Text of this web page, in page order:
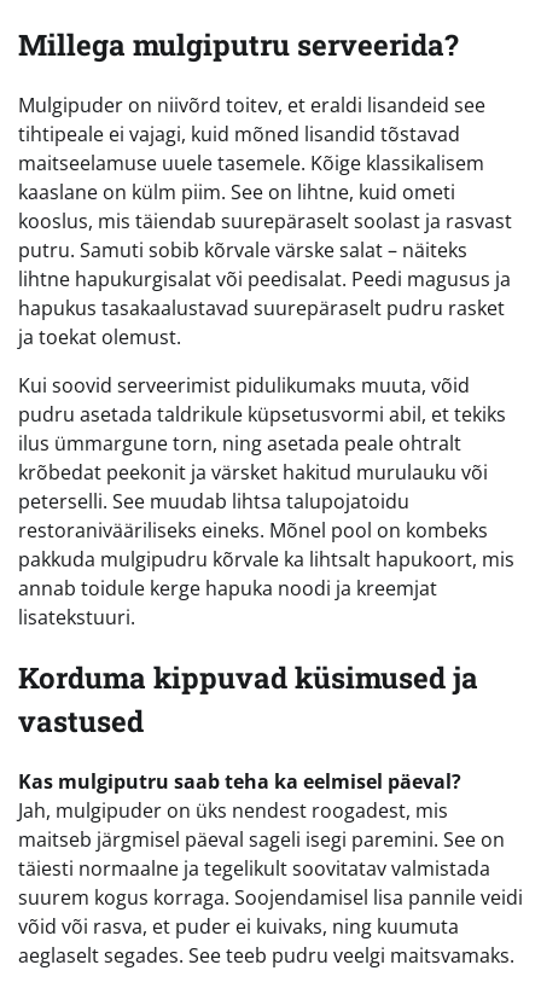
Millega mulgiputru serveerida?
Mulgipuder on niivõrd toitev, et eraldi lisandeid see
tihtipeale ei vajagi, kuid mõned lisandid tõstavad
maitseelamuse uuele tasemele. Kõige klassikalisem
kaaslane on külm piim. See on lihtne, kuid ometi
kooslus, mis täiendab suurepäraselt soolast ja rasvast
putru. Samuti sobib kõrvale värske salat – näiteks
lihtne hapukurgisalat või peedisalat. Peedi magusus ja
hapukus tasakaalustavad suurepäraselt pudru rasket
ja toekat olemust.
Kui soovid serveerimist pidulikumaks muuta, võid
pudru asetada taldrikule küpsetusvormi abil, et tekiks
ilus ümmargune torn, ning asetada peale ohtralt
krõbedat peekonit ja värsket hakitud murulauku või
peterselli. See muudab lihtsa talupojatoidu
restoranivääriliseks eineks. Mõnel pool on kombeks
pakkuda mulgipudru kõrvale ka lihtsalt hapukoort, mis
annab toidule kerge hapuka noodi ja kreemjat
lisatekstuuri.
Korduma kippuvad küsimused ja
vastused
Kas mulgiputru saab teha ka eelmisel päeval?
Jah, mulgipuder on üks nendest roogadest, mis
maitseb järgmisel päeval sageli isegi paremini. See on
täiesti normaalne ja tegelikult soovitatav valmistada
suurem kogus korraga. Soojendamisel lisa pannile veidi
võid või rasva, et puder ei kuivaks, ning kuumuta
aeglaselt segades. See teeb pudru veelgi maitsvamaks.